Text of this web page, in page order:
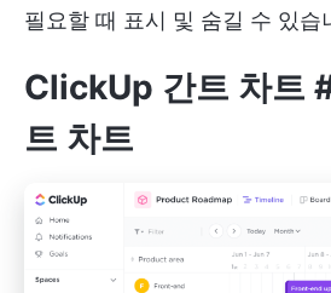
필요할 때 표시 및 숨길 수 있습
ClickUp 간트 차트
트 차트